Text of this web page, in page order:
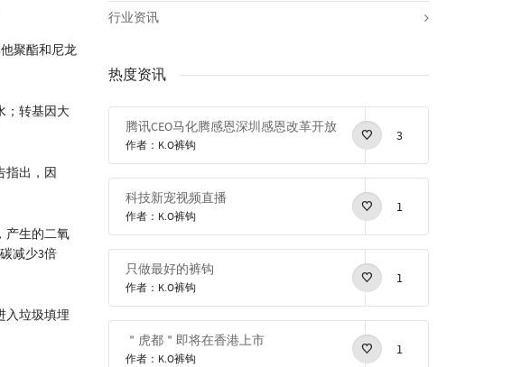
聚酯和尼龙
；转基因大
指出，因
产生的二氧
减少3倍
入垃圾填埋
行业资讯
热度资讯
腾讯CEO马化腾感恩深圳感恩改革开放
作者：K.O裤钩
3
科技新宠视频直播
作者：K.O裤钩
1
只做最好的裤钩
作者：K.O裤钩
1
＂虎都＂即将在香港上市
作者：K.O裤钩
1